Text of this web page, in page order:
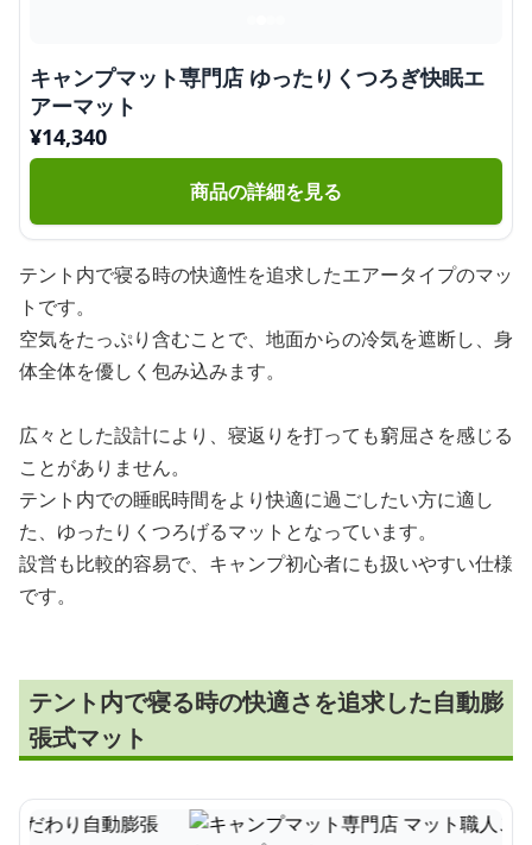
キャンプマット専門店 ゆったりくつろぎ快眠エ
アーマット
¥14,340
商品の詳細を見る
テント内で寝る時の快適性を追求したエアータイプのマッ
トです。
空気をたっぷり含むことで、地面からの冷気を遮断し、身
体全体を優しく包み込みます。
広々とした設計により、寝返りを打っても窮屈さを感じる
ことがありません。
テント内での睡眠時間をより快適に過ごしたい方に適し
た、ゆったりくつろげるマットとなっています。
設営も比較的容易で、キャンプ初心者にも扱いやすい仕様
です。
テント内で寝る時の快適さを追求した自動膨
張式マット